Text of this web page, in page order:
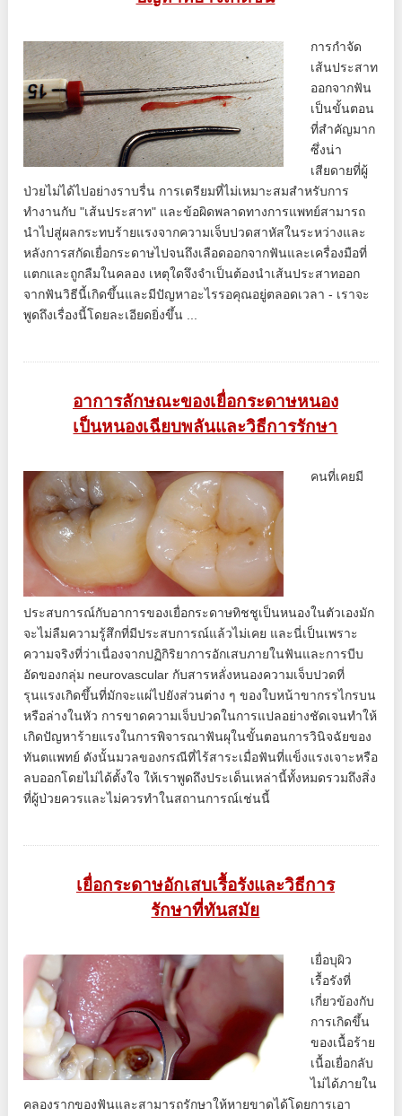
การกำจัด
เส้นประสาท
ออกจากฟัน
เป็นขั้นตอน
ที่สำคัญมาก
ซึ่งน่า
เสียดายที่ผู้
ป่วยไม่ได้ไปอย่างราบรื่น การเตรียมที่ไม่เหมาะสมสำหรับการ
ทำงานกับ "เส้นประสาท" และข้อผิดพลาดทางการแพทย์สามารถ
นำไปสู่ผลกระทบร้ายแรงจากความเจ็บปวดสาหัสในระหว่างและ
หลังการสกัดเยื่อกระดาษไปจนถึงเลือดออกจากฟันและเครื่องมือที่
แตกและถูกลืมในคลอง เหตุใดจึงจำเป็นต้องนำเส้นประสาทออก
จากฟันวิธีนี้เกิดขึ้นและมีปัญหาอะไรรอคุณอยู่ตลอดเวลา - เราจะ
พูดถึงเรื่องนี้โดยละเอียดยิ่งขึ้น ...
อาการลักษณะของเยื่อกระดาษหนอง
เป็นหนองเฉียบพลันและวิธีการรักษา
คนที่เคยมี
ประสบการณ์กับอาการของเยื่อกระดาษทิชชูเป็นหนองในตัวเองมัก
จะไม่ลืมความรู้สึกที่มีประสบการณ์แล้วไม่เคย และนี่เป็นเพราะ
ความจริงที่ว่าเนื่องจากปฏิกิริยาการอักเสบภายในฟันและการบีบ
อัดของกลุ่ม neurovascular กับสารหลั่งหนองความเจ็บปวดที่
รุนแรงเกิดขึ้นที่มักจะแผ่ไปยังส่วนต่าง ๆ ของใบหน้าขากรรไกรบน
หรือล่างในหัว การขาดความเจ็บปวดในการแปลอย่างชัดเจนทำให้
เกิดปัญหาร้ายแรงในการพิจารณาฟันผุในขั้นตอนการวินิจฉัยของ
ทันตแพทย์ ดังนั้นมวลของกรณีที่ไร้สาระเมื่อฟันที่แข็งแรงเจาะหรือ
ลบออกโดยไม่ได้ตั้งใจ ให้เราพูดถึงประเด็นเหล่านี้ทั้งหมดรวมถึงสิ่ง
ที่ผู้ป่วยควรและไม่ควรทำในสถานการณ์เช่นนี้
เยื่อกระดาษอักเสบเรื้อรังและวิธีการ
รักษาที่ทันสมัย
เยื่อบุผิว
เรื้อรังที่
เกี่ยวข้องกับ
การเกิดขึ้น
ของเนื้อร้าย
เนื้อเยื่อกลับ
ไม่ได้ภายใน
คลองรากของฟันและสามารถรักษาให้หายขาดได้โดยการเอา